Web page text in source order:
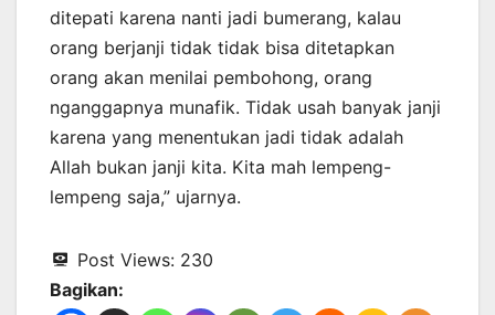
ditepati karena nanti jadi bumerang, kalau
orang berjanji tidak tidak bisa ditetapkan
orang akan menilai pembohong, orang
nganggapnya munafik. Tidak usah banyak janji
karena yang menentukan jadi tidak adalah
Allah bukan janji kita. Kita mah lempeng-
lempeng saja,” ujarnya.
Post Views: 230
Bagikan: